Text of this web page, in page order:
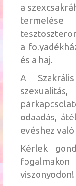
a
termelése
a
és a haj.
A
odaadás,
evéshez
Kérlek
viszonyodon!